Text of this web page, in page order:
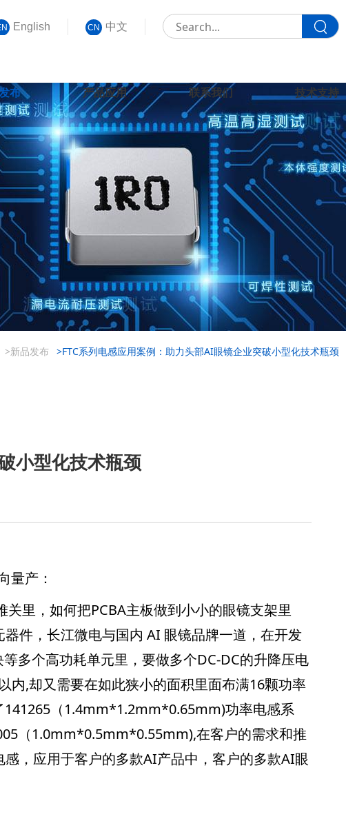
English CN 中文
布 产品应用 联系我们 技术支持
>新品发布 >FTC系列电感应用案例：助力头部AI眼镜企业突破小型化技术瓶颈
小型化技术瓶颈
量产：
里，如何把PCBA主板做到小小的眼镜支架里
件，长江微电与国内 AI 眼镜品牌一道，在开发
多个高功耗单元里，要做多个DC-DC的升降压电
,却又需要在如此狭小的面积里面布满16颗功率
141265（1.4mm*1.2mm*0.65mm)功率电感系
（1.0mm*0.5mm*0.55mm),在客户的需求和推
，应用于客户的多款AI产品中，客户的多款AI眼